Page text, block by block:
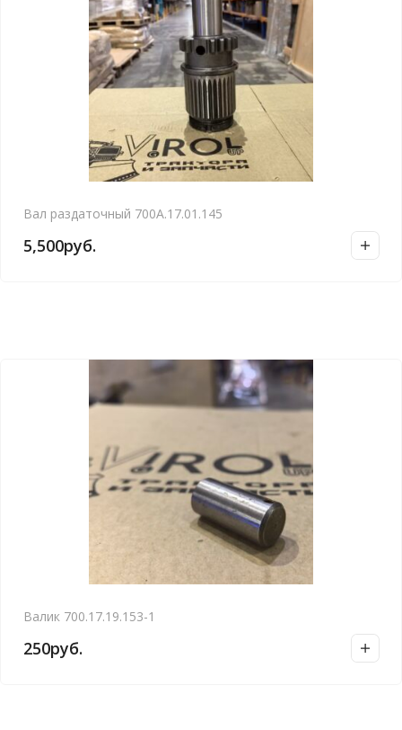
Вал раздаточный 700А.17.01.145
5,500руб.
Валик 700.17.19.153-1
250руб.